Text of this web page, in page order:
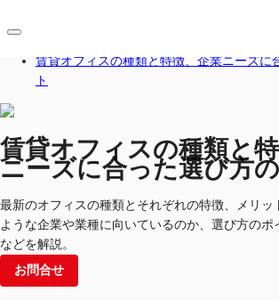
倉庫・物流センター
地図検索
記事
仲介会社様はこちらへ
お電話 お問合せ
賃貸オフィスの種類と特徴、企業ニーズに
ト
賃貸オフィスの種類と
ニーズに合った選び方
最新のオフィスの種類とそれぞれの特徴、メリッ
ような企業や業種に向いているのか、選び方の
などを解説。
お問合せ